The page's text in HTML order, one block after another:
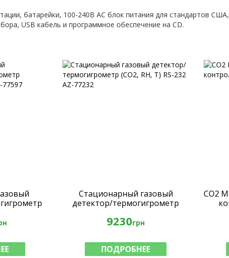
батарейки, 100-240В АС блок питания для стандартов
USB кабель и программное обеспечение на CD.
Стационарный газовый
детектор/термогигрометр
9230грн
ПОДРОБНЕЕ
СО2